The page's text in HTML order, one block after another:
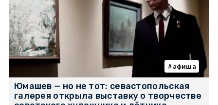
афиша
Юмашев — но не тот: севастопольская
галерея открыла выставку о творчестве